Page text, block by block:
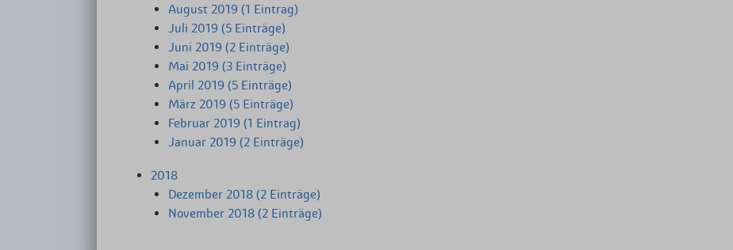
August 2019 (1 Eintrag)
Juli 2019 (5 Einträge)
Juni 2019 (2 Einträge)
Mai 2019 (3 Einträge)
April 2019 (5 Einträge)
März 2019 (5 Einträge)
Februar 2019 (1 Eintrag)
Januar 2019 (2 Einträge)
2018
Dezember 2018 (2 Einträge)
November 2018 (2 Einträge)